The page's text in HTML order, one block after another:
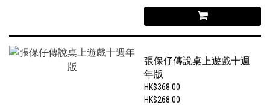
張保仔傳說桌上遊戲十週
年版
HK$368.00
HK$268.00